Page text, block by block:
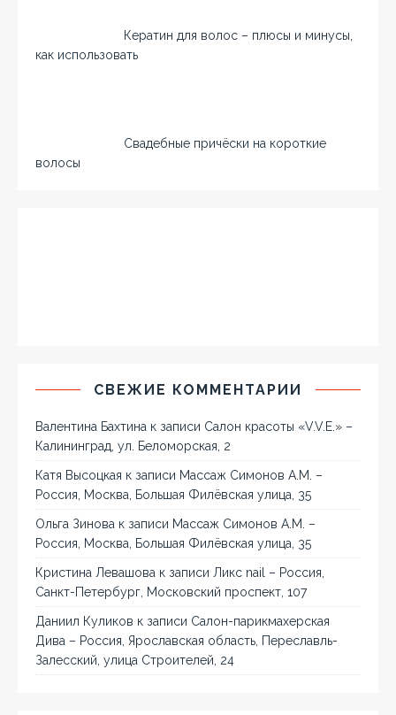
Кератин для волос – плюсы и минусы,
как использовать
Свадебные причёски на короткие
волосы
СВЕЖИЕ КОММЕНТАРИИ
Валентина Бахтина к записи Салон красоты «V.V.E.» –
Калининград, ул. Беломорская, 2
Катя Высоцкая к записи Массаж Симонов А.М. –
Россия, Москва, Большая Филёвская улица, 35
Ольга Зинова к записи Массаж Симонов А.М. –
Россия, Москва, Большая Филёвская улица, 35
Кристина Левашова к записи Ликс nail – Россия,
Санкт-Петербург, Московский проспект, 107
Даниил Куликов к записи Салон-парикмахерская
Дива – Россия, Ярославская область, Переславль-
Залесский, улица Строителей, 24